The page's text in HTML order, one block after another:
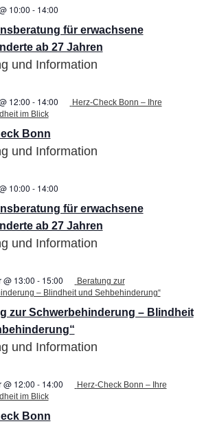
für erwachsene
ab 27 Jahren
10:00 - 14:00
erwachsene
Zugewanderte
ab
27
und Information
Bonn
12:00 - 14:00
Herz-Check Bonn – Ihre
im Blick
und Information
für erwachsene
ab 27 Jahren
10:00 - 14:00
erwachsene
Zugewanderte
ab
27
und Information
zur Schwerbehinderung – Blindheit
@ 13:00 - 15:00
Beratung zur
– Blindheit und Sehbehinderung“
und Information
Bonn
@ 12:00 - 14:00
Herz-Check Bonn – Ihre
im Blick